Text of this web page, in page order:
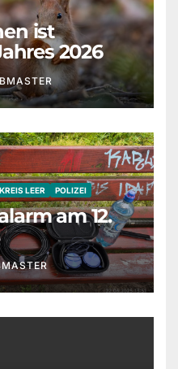
ist
2026
LEER POLIZEI
am 12.